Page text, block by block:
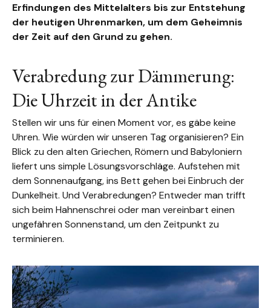
Erfindungen des Mittelalters bis zur Entstehung
der heutigen Uhrenmarken, um dem Geheimnis
der Zeit auf den Grund zu gehen.
Verabredung zur Dämmerung:
Die Uhrzeit in der Antike
Stellen wir uns für einen Moment vor, es gäbe keine
Uhren. Wie würden wir unseren Tag organisieren? Ein
Blick zu den alten Griechen, Römern und Babyloniern
liefert uns simple Lösungsvorschläge. Aufstehen mit
dem Sonnenaufgang, ins Bett gehen bei Einbruch der
Dunkelheit. Und Verabredungen? Entweder man trifft
sich beim Hahnenschrei oder man vereinbart einen
ungefähren Sonnenstand, um den Zeitpunkt zu
terminieren.